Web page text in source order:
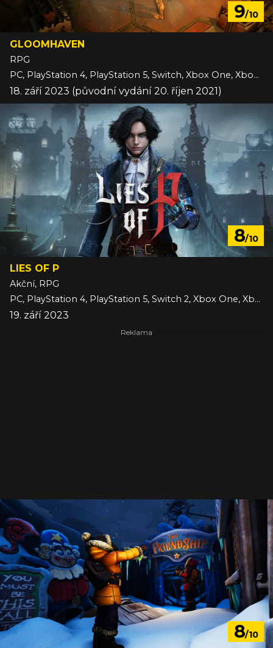
9/10
GLOOMHAVEN
RPG
PC, PlayStation 4, PlayStation 5, Switch, Xbox One, Xbox Series
18. září 2023 (původní vydání 20. říjen 2021)
8/10
LIES OF P
Akční, RPG
PC, PlayStation 4, PlayStation 5, Switch 2, Xbox One, Xbox Series
19. září 2023
8/10